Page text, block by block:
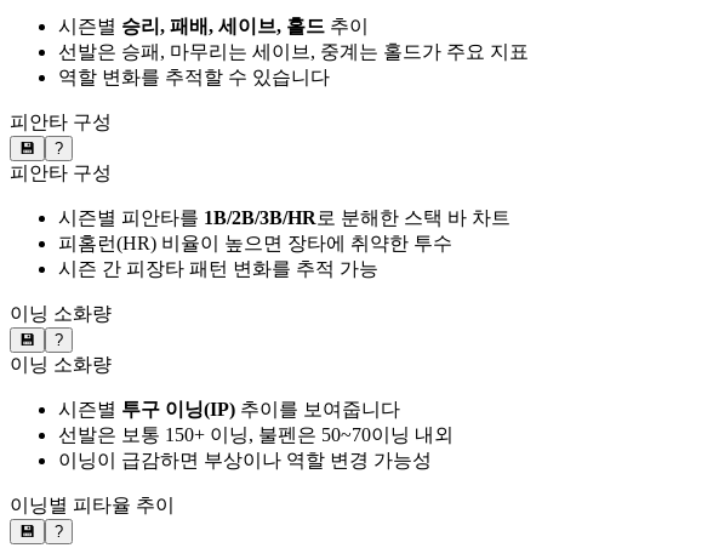
시즌별 승리, 패배, 세이브, 홀드 추이
선발은 승패, 마무리는 세이브, 중계는 홀드가 주요 지표
역할 변화를 추적할 수 있습니다
피안타 구성
💾 ?
피안타 구성
시즌별 피안타를 1B/2B/3B/HR로 분해한 스택 바 차트
피홈런(HR) 비율이 높으면 장타에 취약한 투수
시즌 간 피장타 패턴 변화를 추적 가능
이닝 소화량
💾 ?
이닝 소화량
시즌별 투구 이닝(IP) 추이를 보여줍니다
선발은 보통 150+ 이닝, 불펜은 50~70이닝 내외
이닝이 급감하면 부상이나 역할 변경 가능성
이닝별 피타율 추이
💾 ?